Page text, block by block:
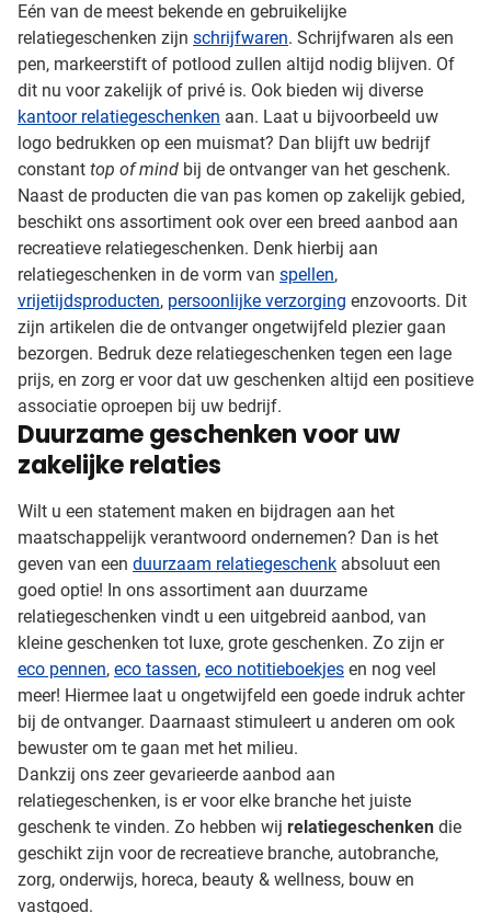
Eén van de meest bekende en gebruikelijke
relatiegeschenken zijn schrijfwaren. Schrijfwaren als een
pen, markeerstift of potlood zullen altijd nodig blijven. Of
dit nu voor zakelijk of privé is. Ook bieden wij diverse
kantoor relatiegeschenken aan. Laat u bijvoorbeeld uw
logo bedrukken op een muismat? Dan blijft uw bedrijf
constant top of mind bij de ontvanger van het geschenk.
Naast de producten die van pas komen op zakelijk gebied,
beschikt ons assortiment ook over een breed aanbod aan
recreatieve relatiegeschenken. Denk hierbij aan
relatiegeschenken in de vorm van spellen,
vrijetijdsproducten, persoonlijke verzorging enzovoorts. Dit
zijn artikelen die de ontvanger ongetwijfeld plezier gaan
bezorgen. Bedruk deze relatiegeschenken tegen een lage
prijs, en zorg er voor dat uw geschenken altijd een positieve
associatie oproepen bij uw bedrijf.
Duurzame geschenken voor uw
zakelijke relaties
Wilt u een statement maken en bijdragen aan het
maatschappelijk verantwoord ondernemen? Dan is het
geven van een duurzaam relatiegeschenk absoluut een
goed optie! In ons assortiment aan duurzame
relatiegeschenken vindt u een uitgebreid aanbod, van
kleine geschenken tot luxe, grote geschenken. Zo zijn er
eco pennen, eco tassen, eco notitieboekjes en nog veel
meer! Hiermee laat u ongetwijfeld een goede indruk achter
bij de ontvanger. Daarnaast stimuleert u anderen om ook
bewuster om te gaan met het milieu.
Dankzij ons zeer gevarieerde aanbod aan
relatiegeschenken, is er voor elke branche het juiste
geschenk te vinden. Zo hebben wij relatiegeschenken die
geschikt zijn voor de recreatieve branche, autobranche,
zorg, onderwijs, horeca, beauty & wellness, bouw en
vastgoed.